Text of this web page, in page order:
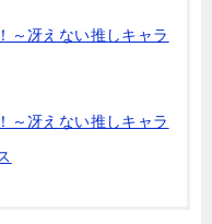
～冴えない推しキャラ
～冴えない推しキャラ